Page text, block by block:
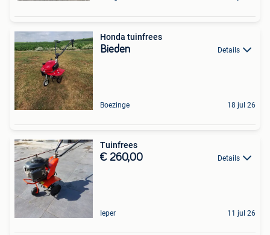
Honda tuinfrees
Bieden Details
Boezinge 18 jul 26
Tuinfrees
€ 260,00 Details
Ieper 11 jul 26